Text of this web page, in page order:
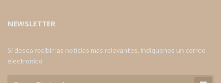
NEWSLETTER
Si desea recibir las noticias mas relevantes, indiquenos un correo
electronico